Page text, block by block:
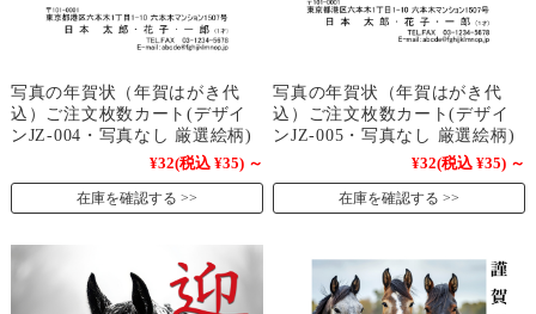
写真の年賀状（年賀はがき代
込）ご注文枚数カート(デザイ
ンJZ-004・写真なし 厳選絵柄)
¥32(税込 ¥35) ～
在庫を確認する
写真の年賀状（年賀はがき代
込）ご注文枚数カート(デザイ
ンJZ-005・写真なし 厳選絵柄)
¥32(税込 ¥35) ～
在庫を確認する